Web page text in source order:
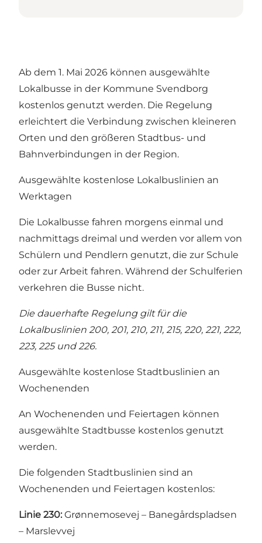
Ab dem 1. Mai 2026 können ausgewählte
Lokalbusse in der Kommune Svendborg
kostenlos genutzt werden. Die Regelung
erleichtert die Verbindung zwischen kleineren
Orten und den größeren Stadtbus- und
Bahnverbindungen in der Region.
Ausgewählte kostenlose Lokalbuslinien an
Werktagen
Die Lokalbusse fahren morgens einmal und
nachmittags dreimal und werden vor allem von
Schülern und Pendlern genutzt, die zur Schule
oder zur Arbeit fahren. Während der Schulferien
verkehren die Busse nicht.
Die dauerhafte Regelung gilt für die
Lokalbuslinien 200, 201, 210, 211, 215, 220, 221, 222,
223, 225 und 226.
Ausgewählte kostenlose Stadtbuslinien an
Wochenenden
An Wochenenden und Feiertagen können
ausgewählte Stadtbusse kostenlos genutzt
werden.
Die folgenden Stadtbuslinien sind an
Wochenenden und Feiertagen kostenlos:
Linie 230: Grønnemosevej – Banegårdspladsen
– Marslevvej